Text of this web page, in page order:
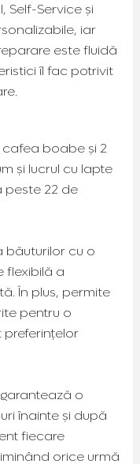
Self-Service și
iar
este fluidă
îl fac potrivit
boabe și 2
și lucrul cu lapte
22 de
băuturilor cu o
flexibilă a
În plus, permite
pentru o
o
înainte și după
fiecare
orice urmă